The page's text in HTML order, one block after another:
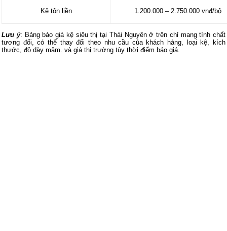
Kệ tôn liền 1.200.000 – 2.750.000 vnđ/bộ
Lưu ý: Bảng báo giá kệ siêu thị tại Thái Nguyên ở trên chỉ mang tính chất
tương đối, có thể thay đổi theo nhu cầu của khách hàng, loại kệ, kích
thước, độ dày mâm. và giá thị trường tùy thời điểm báo giá.